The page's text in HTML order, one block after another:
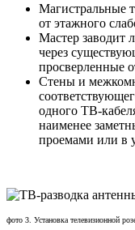
Магистральные
от этажного
Мастер заводит
через
просверленные
Стены и
одного ТВ-
наименее
проемами или в
фото 3. Установка телевизионной